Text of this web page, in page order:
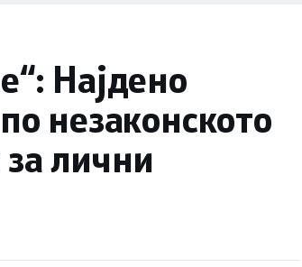
Најдено
незаконското
лични